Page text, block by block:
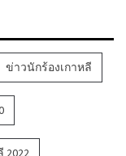
ข่าวนักร้องเกาหลี
2022